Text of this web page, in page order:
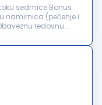
sedmice Bonus
namirnica (pečenje i